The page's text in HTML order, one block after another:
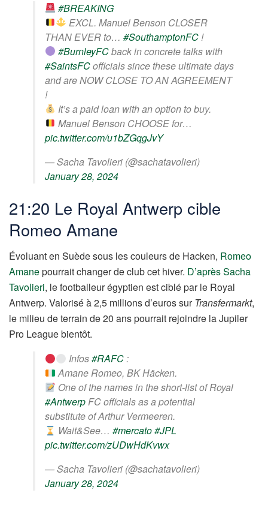
#BREAKING
EXCL. Manuel Benson CLOSER
THAN EVER to… #SouthamptonFC !
#BurnleyFCback in concrete talks with
#SaintsFCofficials since these ultimate days
and are NOW CLOSE TO AN AGREEMENT
!
It’s a paid loan with an option to buy.
Manuel Benson CHOOSE for…
pic.twitter.com/u1bZGqgJvY
— Sacha Tavolieri (@sachatavolieri)
January 28, 2024
21:20 Le Royal Antwerp cible
Romeo Amane
Évoluant en Suède sous les couleurs de Hacken, Romeo
Amanepourrait changer de club cet hiver. D’après Sacha
Tavolieri, le footballeur égyptien est ciblé par le Royal
Antwerp. Valorisé à 2,5 millions d’euros sur Transfermarkt,
le milieu de terrain de 20 ans pourrait rejoindre la Jupiler
Pro League bientôt.
Infos#RAFC:
Amane Romeo, BK Häcken.
One of the names in the short-list of Royal
#AntwerpFC officials as a potential
substitute of Arthur Vermeeren.
Wait&See…#mercato#JPL
pic.twitter.com/zUDwHdKvwx
— Sacha Tavolieri (@sachatavolieri)
January 28, 2024